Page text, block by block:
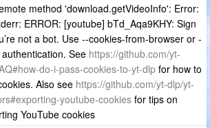
method 'download.getVideoInfo': Error:
ERROR: [youtube] bTd_Aqa9KHY: Sign
not a bot. Use --cookies-from-browser or -
See https://github.com/yt-
do-i-pass-cookies-to-yt-dlp for how to
Also see https://github.com/yt-dlp/yt-
youtube-cookies for tips on
YouTube cookies